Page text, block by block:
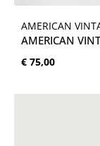
AMERICAN
AMERICAN
Normale prijs:
€ 75,00